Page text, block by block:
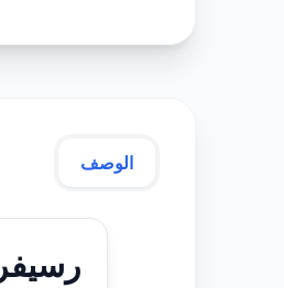
الوصف
رسيفر